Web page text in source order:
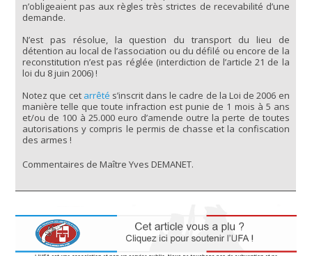
n’obligeaient pas aux règles très strictes de recevabilité d’une
demande.
N’est pas résolue, la question du transport du lieu de
détention au local de l’association ou du défilé ou encore de la
reconstitution n’est pas réglée (interdiction de l’article 21 de la
loi du 8 juin 2006) !
Notez que cet arrêté s’inscrit dans le cadre de la Loi de 2006 en
manière telle que toute infraction est punie de 1 mois à 5 ans
et/ou de 100 à 25.000 euro d’amende outre la perte de toutes
autorisations y compris le permis de chasse et la confiscation
des armes !
Commentaires de Maître Yves DEMANET.